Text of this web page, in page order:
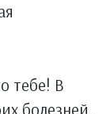
тебе! В
болезней,